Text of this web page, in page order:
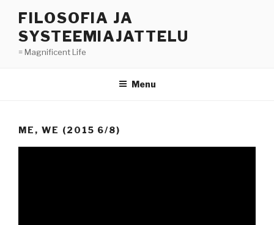
content
FILOSOFIA JA
SYSTEEMIAJATTELU
= Magnificent Life
Menu
ME, WE (2015 6/8)